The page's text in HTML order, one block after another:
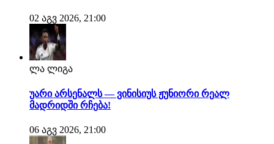
02 აგვ 2026, 21:00
ლა ლიგა
უარი არსენალს — ვინისიუს ჟუნიორი რეალ
მადრიდში რჩება!
06 აგვ 2026, 21:00